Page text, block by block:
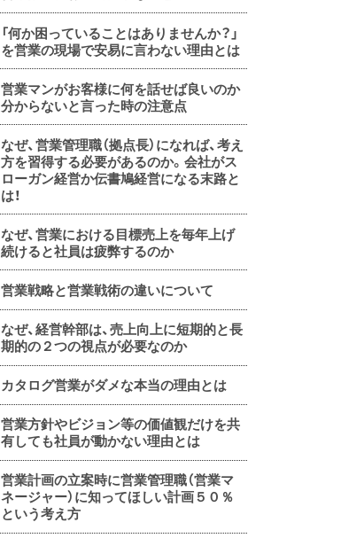
「何か困っていることはありませんか？」
を営業の現場で安易に言わない理由とは
営業マンがお客様に何を話せば良いのか
分からないと言った時の注意点
なぜ、営業管理職（拠点長）になれば、考え
方を習得する必要があるのか。会社がス
ローガン経営か伝書鳩経営になる末路と
は！
なぜ、営業における目標売上を毎年上げ
続けると社員は疲弊するのか
営業戦略と営業戦術の違いについて
なぜ、経営幹部は、売上向上に短期的と長
期的の２つの視点が必要なのか
カタログ営業がダメな本当の理由とは
営業方針やビジョン等の価値観だけを共
有しても社員が動かない理由とは
営業計画の立案時に営業管理職（営業マ
ネージャー）に知ってほしい計画５０％
という考え方